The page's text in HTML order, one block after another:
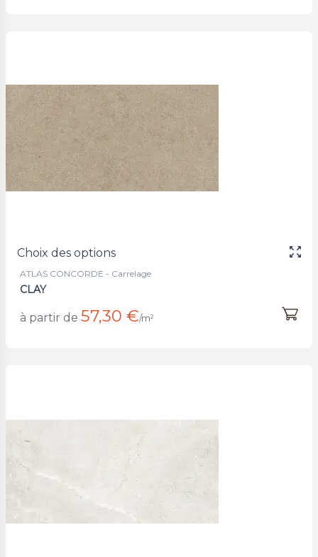
Choix des options
ATLAS CONCORDE - Carrelage
CLAY
à partir de 57,30 €/m²